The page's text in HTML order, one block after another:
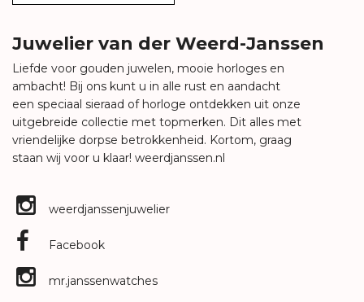
Juwelier van der Weerd-Janssen
Liefde voor gouden juwelen, mooie horloges en
ambacht! Bij ons kunt u in alle rust en aandacht
een speciaal sieraad of horloge ontdekken uit onze
uitgebreide collectie met topmerken. Dit alles met
vriendelijke dorpse betrokkenheid. Kortom, graag
staan wij voor u klaar! weerdjanssen.nl
weerdjanssenjuwelier
Facebook
mr.janssenwatches